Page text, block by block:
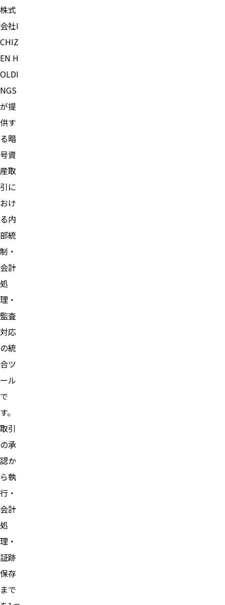
株式
会社I
CHIZ
EN H
OLDI
NGS
が提
供す
る暗
号資
産取
引に
おけ
る内
部統
制・
会計
処
理・
監査
対応
の統
合ツ
ール
で
す。
取引
の承
認か
ら執
行・
会計
処
理・
証跡
保存
まで